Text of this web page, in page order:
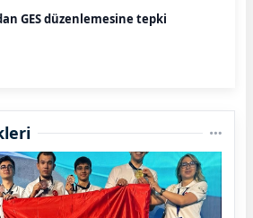
GES düzenlemesine tepki